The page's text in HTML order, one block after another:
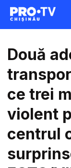
Două
ce trei
violent
centrul